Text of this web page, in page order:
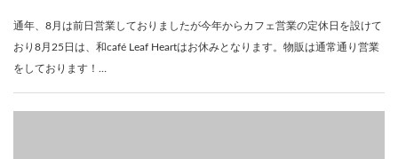
通年、8月は前日営業しておりましたが今年からカフェ営業の定休日を設けて
おり8月25日は、和café Leaf Heartはお休みとなります。物販は通常通り営業
をしております！…